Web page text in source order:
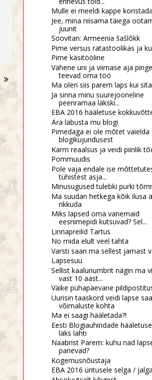
Mulle ei meeldi kappe koristada
Jee, mina niisama täiega
juunit
Soovitan: Armeenia šašlõkk
Pime versus ratastoolikas ja
Pime käsitööline
Vähene uni ja viimase aja
teevad oma töö
Ma olen siis parem laps kui
Ja sinna minu suurejooneline
peenramaa läkski...
EBA 2016 hääletuse
Ära läbusta mu blogi
Pimedaga ei ole mõtet vaielda
blogikujundusest
Karm reaalsus ja veidi piinlik
Pommuudis
Pole vaja endale ise
tühistest asja...
Minusugused tulebki purki
Ma suudan hetkega kõik ilusa
rikkuda
Miks lapsed oma vanemaid
eesnimepidi kutsuvad? Sel...
Linnapreilid Tartus
No mida elult veel tahta
Varsti saan ma sellest jamast
Lapsesuu
Sellist kaalunumbrit nägin ma
vast 10 aast...
Väike pühapäevane
Uurisin taaskord veidi lapse
võimaluste kohta
Ma ei saagi hääletada?!
Eesti Blogiauhindade
läks lahti
Naabrist Parem: kuhu nad
panevad?
Kogemusnõustaja
EBA 2016 üritusele selga / jalga